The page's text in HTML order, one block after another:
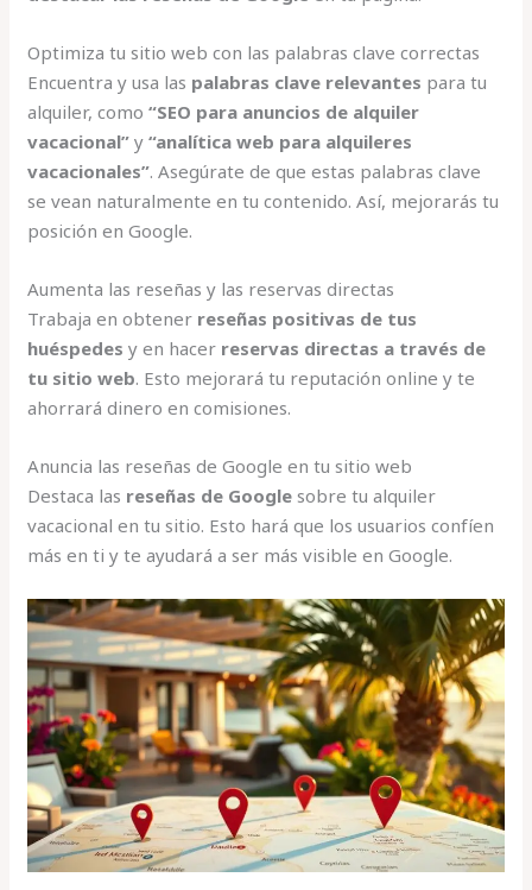
Optimiza tu sitio web con las palabras clave correctas
Encuentra y usa las palabras clave relevantes para tu
alquiler, como“SEO para anuncios de alquiler
vacacional” y“analítica web para alquileres
vacacionales”. Asegúrate de que estas palabras clave
se vean naturalmente en tu contenido. Así, mejorarás tu
posición en Google.
Aumenta las reseñas y las reservas directas
Trabaja en obtener reseñas positivas de tus
huéspedes y en hacer reservas directas a través de
tu sitio web. Esto mejorará tu reputación online y te
ahorrará dinero en comisiones.
Anuncia las reseñas de Google en tu sitio web
Destaca las reseñas de Google sobre tu alquiler
vacacional en tu sitio. Esto hará que los usuarios confíen
más en ti y te ayudará a ser más visible en Google.